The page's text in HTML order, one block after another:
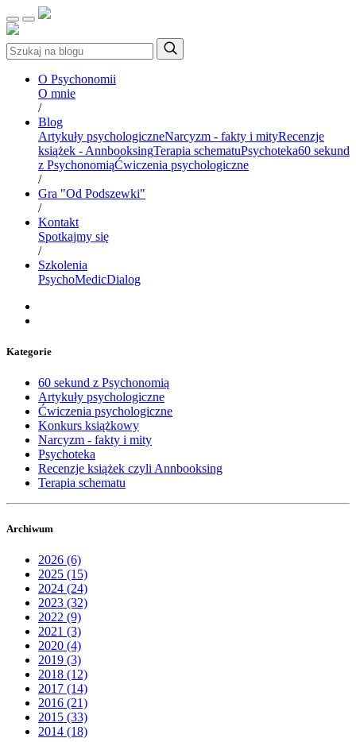
O Psychonomii
O mnie
/
Blog
Artykuły psychologiczneNarcyzm - fakty i mityRecenzje
książek - AnnbooksingTerapia schematuPsychoteka60 sekund
z PsychonomiąĆwiczenia psychologiczne
/
Gra "Od Podszewki"
/
Kontakt
Spotkajmy się
/
Szkolenia
PsychoMedicDialog
Kategorie
60 sekund z Psychonomią
Artykuły psychologiczne
Ćwiczenia psychologiczne
Konkurs książkowy
Narcyzm - fakty i mity
Psychoteka
Recenzje książek czyli Annbooksing
Terapia schematu
Archiwum
2026 (6)
2025 (15)
2024 (24)
2023 (32)
2022 (9)
2021 (3)
2020 (4)
2019 (3)
2018 (12)
2017 (14)
2016 (21)
2015 (33)
2014 (18)